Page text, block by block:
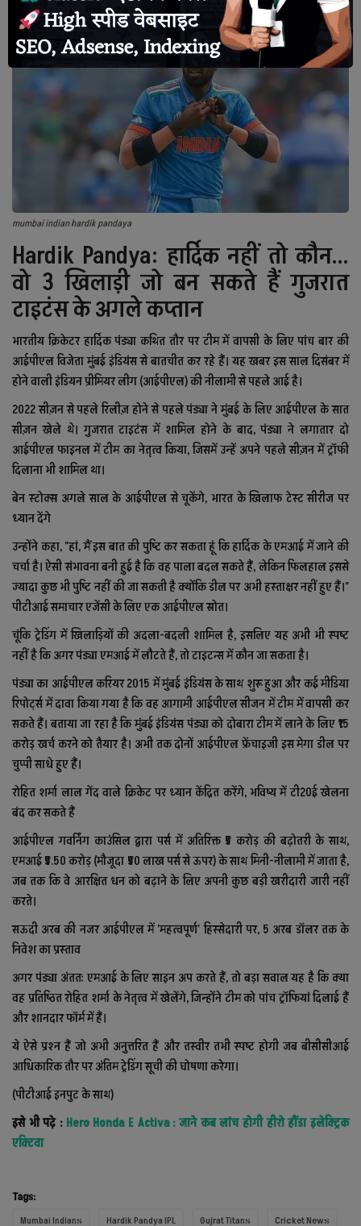
देश
राजनीति
मानव अधिकार
अन्य
mumbai indian hardik pandaya
Hardik Pandya: हार्दिक नहीं तो कौन...
वो 3 खिलाड़ी जो बन सकते हैं गुजरात
टाइटंस के अगले कप्तान
भारतीय क्रिकेटर हार्दिक पंड्या कथित तौर पर टीम में वापसी के लिए पांच बार की
आईपीएल विजेता मुंबई इंडियंस से बातचीत कर रहे हैं। यह खबर इस साल दिसंबर में
होने वाली इंडियन प्रीमियर लीग (आईपीएल) की नीलामी से पहले आई है।
2022 सीज़न से पहले रिलीज़ होने से पहले पंड्या ने मुंबई के लिए आईपीएल के सात
सीज़न खेले थे। गुजरात टाइटंस में शामिल होने के बाद, पंड्या ने लगातार दो
आईपीएल फाइनल में टीम का नेतृत्व किया, जिसमें उन्हें अपने पहले सीज़न में ट्रॉफी
दिलाना भी शामिल था।
बेन स्टोक्स अगले साल के आईपीएल से चूकेंगे, भारत के खिलाफ टेस्ट सीरीज पर
ध्यान देंगे
उन्होंने कहा, "हां, मैं इस बात की पुष्टि कर सकता हूं कि हार्दिक के एमआई में जाने की
चर्चा है। ऐसी संभावना बनी हुई है कि वह पाला बदल सकते हैं, लेकिन फिलहाल इससे
ज्यादा कुछ भी पुष्टि नहीं की जा सकती है क्योंकि डील पर अभी हस्ताक्षर नहीं हुए हैं।"
पीटीआई समाचार एजेंसी के लिए एक आईपीएल स्रोत।
चूंकि ट्रेडिंग में खिलाड़ियों की अदला-बदली शामिल है, इसलिए यह अभी भी स्पष्ट
नहीं है कि अगर पंड्या एमआई में लौटते हैं, तो टाइटन्स में कौन जा सकता है।
पंड्या का आईपीएल करियर 2015 में मुंबई इंडियंस के साथ शुरू हुआ और कई मीडिया
रिपोर्ट्स में दावा किया गया है कि वह आगामी आईपीएल सीजन में टीम में वापसी कर
सकते हैं। बताया जा रहा है कि मुंबई इंडियंस पंड्या को दोबारा टीम में लाने के लिए ₹15
करोड़ खर्च करने को तैयार है। अभी तक दोनों आईपीएल फ्रेंचाइजी इस मेगा डील पर
चुप्पी साधे हुए हैं।
रोहित शर्मा लाल गेंद वाले क्रिकेट पर ध्यान केंद्रित करेंगे, भविष्य में टी20ई खेलना
बंद कर सकते हैं
आईपीएल गवर्निंग काउंसिल द्वारा पर्स में अतिरिक्त ₹5 करोड़ की बढ़ोतरी के साथ,
एमआई ₹5.50 करोड़ (मौजूदा ₹50 लाख पर्स से ऊपर) के साथ मिनी-नीलामी में जाता है,
जब तक कि वे आरक्षित धन को बढ़ाने के लिए अपनी कुछ बड़ी खरीदारी जारी नहीं
करते।
सऊदी अरब की नजर आईपीएल में 'महत्वपूर्ण' हिस्सेदारी पर, 5 अरब डॉलर तक के
निवेश का प्रस्ताव
अगर पंड्या अंततः एमआई के लिए साइन अप करते हैं, तो बड़ा सवाल यह है कि क्या
वह प्रतिष्ठित रोहित शर्मा के नेतृत्व में खेलेंगे, जिन्होंने टीम को पांच ट्रॉफियां दिलाई हैं
और शानदार फॉर्म में हैं।
ये ऐसे प्रश्न हैं जो अभी अनुत्तरित हैं और तस्वीर तभी स्पष्ट होगी जब बीसीसीआई
आधिकारिक तौर पर अंतिम ट्रेडिंग सूची की घोषणा करेगा।
(पीटीआई इनपुट के साथ)
इसे भी पढ़े : Hero Honda E Activa : जाने कब लांच होगी हीरो हौंडा इलेक्ट्रिक
एक्टिवा
Tags:
Mumbai Indians Hardik Pandya IPL Gujrat Titans Cricket News